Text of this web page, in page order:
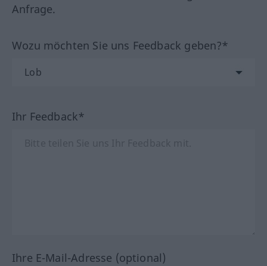
Anfrage.
Wozu möchten Sie uns Feedback geben?*
Ihr Feedback*
Ihre E-Mail-Adresse (optional)